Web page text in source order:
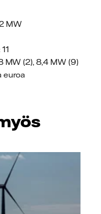
MW
MW (2), 8,4 MW (9)
euroa